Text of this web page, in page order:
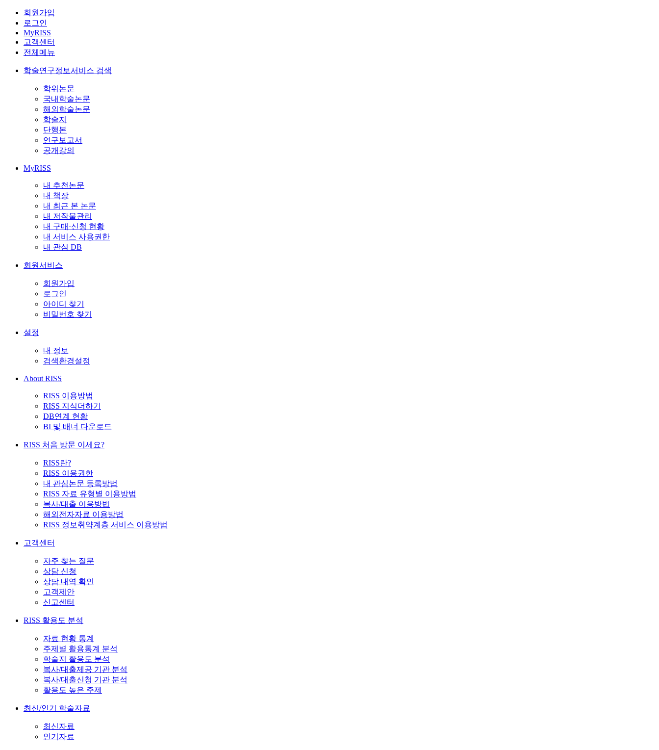
회원가입
로그인
MyRISS
고객센터
전체메뉴
학술연구정보서비스 검색
학위논문
국내학술논문
해외학술논문
학술지
단행본
연구보고서
공개강의
MyRISS
내 추천논문
내 책장
내 최근 본 논문
내 저작물관리
내 구매·신청 현황
내 서비스 사용권한
내 관심 DB
회원서비스
회원가입
로그인
아이디 찾기
비밀번호 찾기
설정
내 정보
검색환경설정
About RISS
RISS 이용방법
RISS 지식더하기
DB연계 현황
BI 및 배너 다운로드
RISS 처음 방문 이세요?
RISS란?
RISS 이용권한
내 관심논문 등록방법
RISS 자료 유형별 이용방법
복사/대출 이용방법
해외전자자료 이용방법
RISS 정보취약계층 서비스 이용방법
고객센터
자주 찾는 질문
상담 신청
상담 내역 확인
고객제안
신고센터
RISS 활용도 분석
자료 현황 통계
주제별 활용통계 분석
학술지 활용도 분석
복사/대출제공 기관 분석
복사/대출신청 기관 분석
활용도 높은 주제
최신/인기 학술자료
최신자료
인기자료